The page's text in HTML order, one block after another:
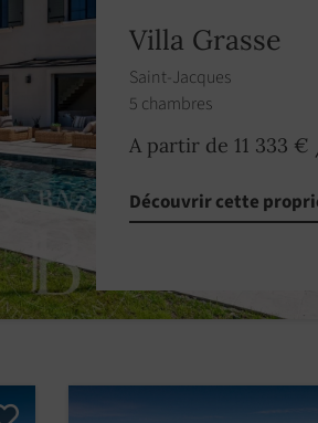
Villa Grasse
Saint-Jacques
5 chambres
A partir de 11 333 €
Découvrir cette